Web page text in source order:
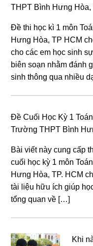
THPT Bình Hưng Hòa,
Đề thi học kì 1 môn
Hưng Hòa, TP HCM
cho các em học sinh
biên soạn nhằm đánh
sinh thông qua nhiều
Đề Cuối Học Kỳ 1
Trường THPT Bình
Bài viết này cung cấp
cuối học kỳ 1 môn
Hưng Hòa, TP. HCM
tài liệu hữu ích giúp
tổng quan về […]
Khi